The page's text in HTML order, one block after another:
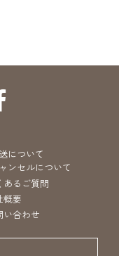
について
ンセルについて
あるご質問
概要
い合わせ